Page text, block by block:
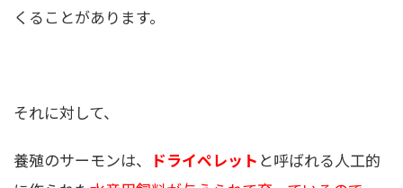
くることがあります。
それに対して、
養殖のサーモンは、 ドライペレット と呼ばれる人工的